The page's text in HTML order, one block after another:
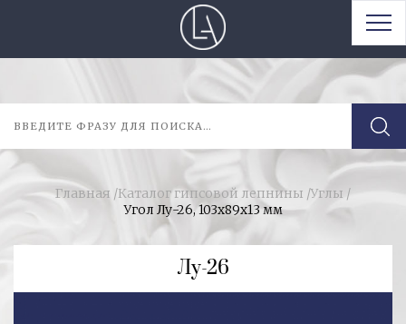
Главная /Каталог гипсовой лепнины /Углы /
Угол Лу-26, 103х89х13 мм
Лу-26